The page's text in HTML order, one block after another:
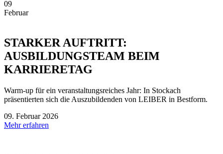
09
Februar
STARKER AUFTRITT:
AUSBILDUNGSTEAM BEIM
KARRIERETAG
Warm-up für ein veranstaltungsreiches Jahr: In Stockach
präsentierten sich die Auszubildenden von LEIBER in Bestform.
09. Februar 2026
Mehr erfahren